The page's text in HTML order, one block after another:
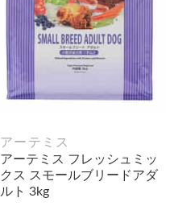
アーテミス
アーテミス フレッシュミッ
クス スモールブリードアダ
ルト 3kg